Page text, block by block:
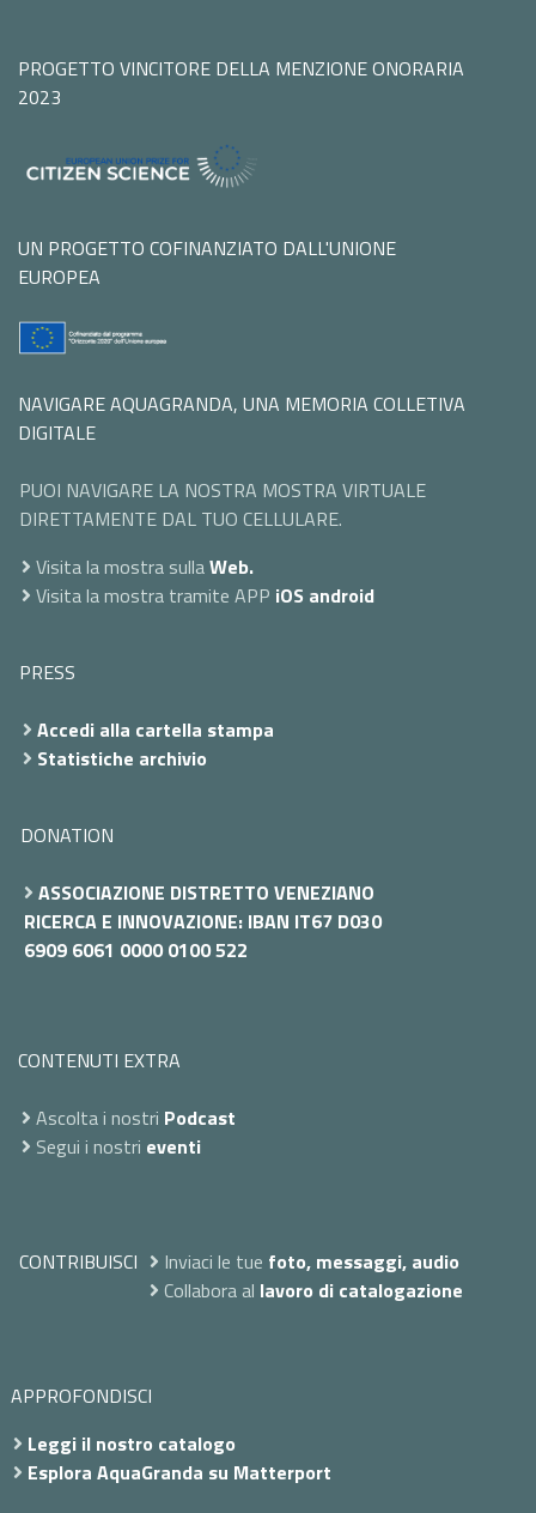
PROGETTO VINCITORE DELLA MENZIONE ONORARIA
2023
UN PROGETTO COFINANZIATO DALL'UNIONE
EUROPEA
NAVIGARE AQUAGRANDA, UNA MEMORIA COLLETIVA
DIGITALE
PUOI NAVIGARE LA NOSTRA MOSTRA VIRTUALE
DIRETTAMENTE DAL TUO CELLULARE.
Visita la mostra sullaWeb.
Visita la mostra tramite APP iOS android
PRESS
Accedi alla cartella stampa
Statistiche archivio
DONATION
ASSOCIAZIONE DISTRETTO VENEZIANO
RICERCA E INNOVAZIONE: IBAN IT67 D030
6909 6061 0000 0100 522
CONTENUTI EXTRA
Ascolta i nostri Podcast
Segui i nostri eventi
CONTRIBUISCI Inviaci le tue foto, messaggi, audio
Collabora al lavoro di catalogazione
APPROFONDISCI
Leggi il nostro catalogo
Esplora AquaGranda su Matterport